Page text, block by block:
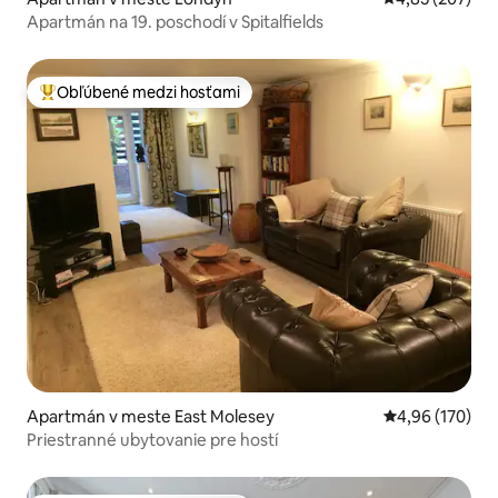
Apartmán na 19. poschodí v Spitalfields
Najobľúbenejšie medzi hosťami
Obľúbené medzi hosťami
Apartmán v meste East Molesey Priemerné
4,96 (170)
Priestranné ubytovanie pre hostí